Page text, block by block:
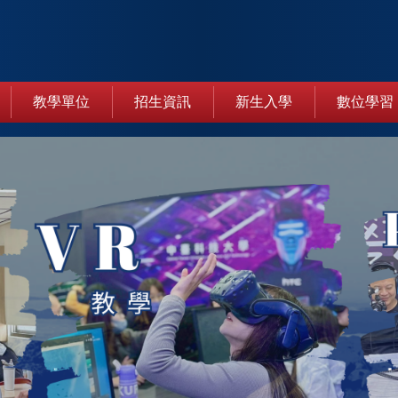
教學單位 招生資訊 新生入學 數位學習